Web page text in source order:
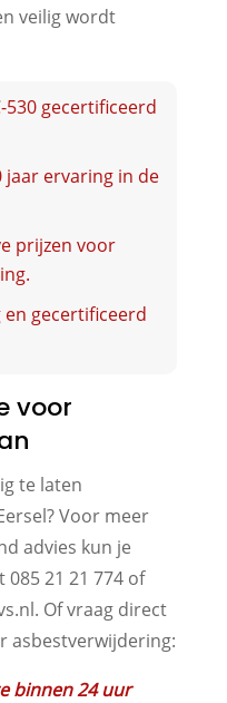
veilig wordt
530 gecertificeerd
ervaring in de
prijzen voor
gecertificeerd
voor
te laten
Voor meer
advies kun je
21 21 774 of
Of vraag direct
asbestverwijdering:
binnen 24 uur